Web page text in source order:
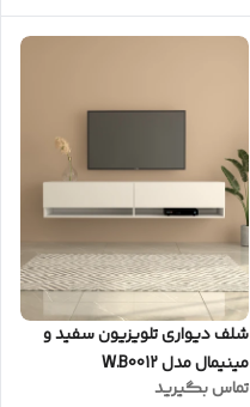
شلف دیواری تلویزیون سفید و
مینیمال مدل W.B0012
تماس بگیرید